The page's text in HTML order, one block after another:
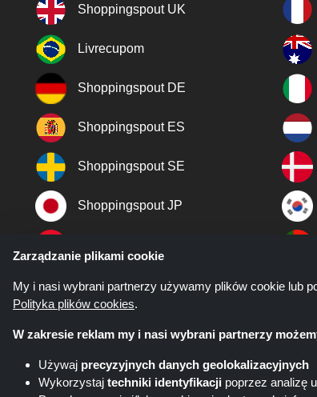
Shoppingspout UK
Livrecupom
Shoppingspout DE
Shoppingspout ES
Shoppingspout SE
Shoppingspout JP
Shoppingspout NO
Zarządzanie plikami cookie
My i nasi wybrani partnerzy używamy plików cookie lub
Polityka plików cookies.
W zakresie reklam my i nasi wybrani partnerzy
Używaj precyzyjnych danych geolokalizacyjnych
Wykorzystaj techniki identyfikacji poprzez analizę